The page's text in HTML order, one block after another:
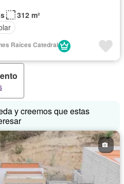
312 m²
Raíces Catedral
y creemos que estas